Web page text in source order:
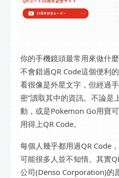
你的手機鏡頭最常用來做什
不會錯過QR Code這個便利
看很像是外星文字，但經過
密”讀取其中的資訊。不論是
動，或是Pokemon Go用寶
用得上QR Code。
每個人幾乎都用過QR Code
可能很多人並不知情。其實
公司(Denso Corporation)的